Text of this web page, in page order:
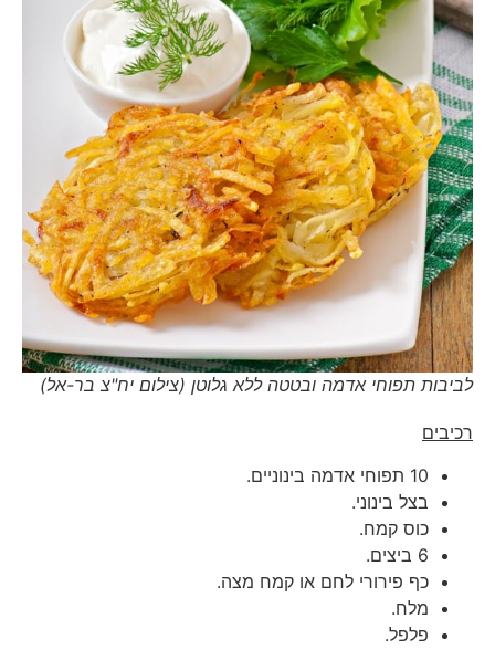
לביבות תפוחי אדמה ובטטה ללא גלוטן (צילום יח"צ בר-אל)
רכיבים
10 תפוחי אדמה בינוניים.
בצל בינוני.
כוס קמח.
6 ביצים.
כף פירורי לחם או קמח מצה.
מלח.
פלפל.